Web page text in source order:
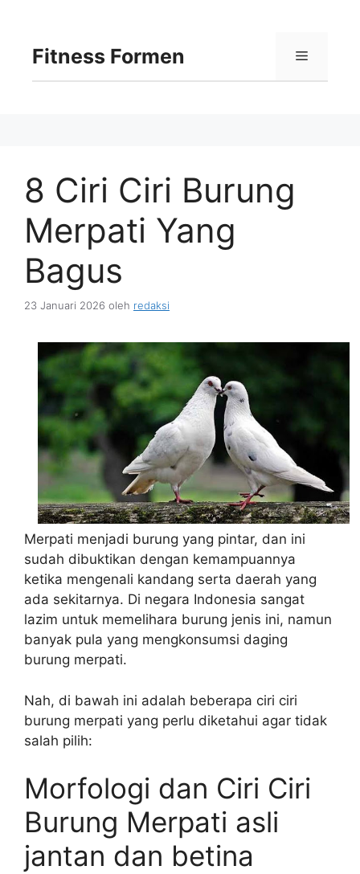
Fitness Formen Menu
8 Ciri Ciri Burung
Merpati Yang
Bagus
23 Januari 2026 oleh redaksi
Merpati menjadi burung yang pintar, dan ini
sudah dibuktikan dengan kemampuannya
ketika mengenali kandang serta daerah yang
ada sekitarnya. Di negara Indonesia sangat
lazim untuk memelihara burung jenis ini, namun
banyak pula yang mengkonsumsi daging
burung merpati.
Nah, di bawah ini adalah beberapa ciri ciri
burung merpati yang perlu diketahui agar tidak
salah pilih:
Morfologi dan Ciri Ciri
Burung Merpati asli
jantan dan betina